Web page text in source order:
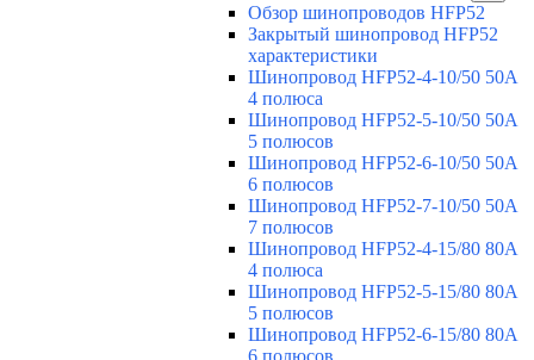
Обзор шинопроводов HFP52
Закрытый шинопровод HFP52
характеристики
Шинопровод HFP52-4-10/50 50A
4 полюса
Шинопровод HFP52-5-10/50 50А
5 полюсов
Шинопровод HFP52-6-10/50 50А
6 полюсов
Шинопровод HFP52-7-10/50 50А
7 полюсов
Шинопровод HFP52-4-15/80 80A
4 полюса
Шинопровод HFP52-5-15/80 80А
5 полюсов
Шинопровод HFP52-6-15/80 80А
6 полюсов